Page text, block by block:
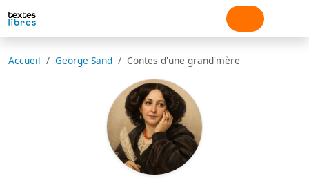
Accueil George Sand Contes d'une grand'mère